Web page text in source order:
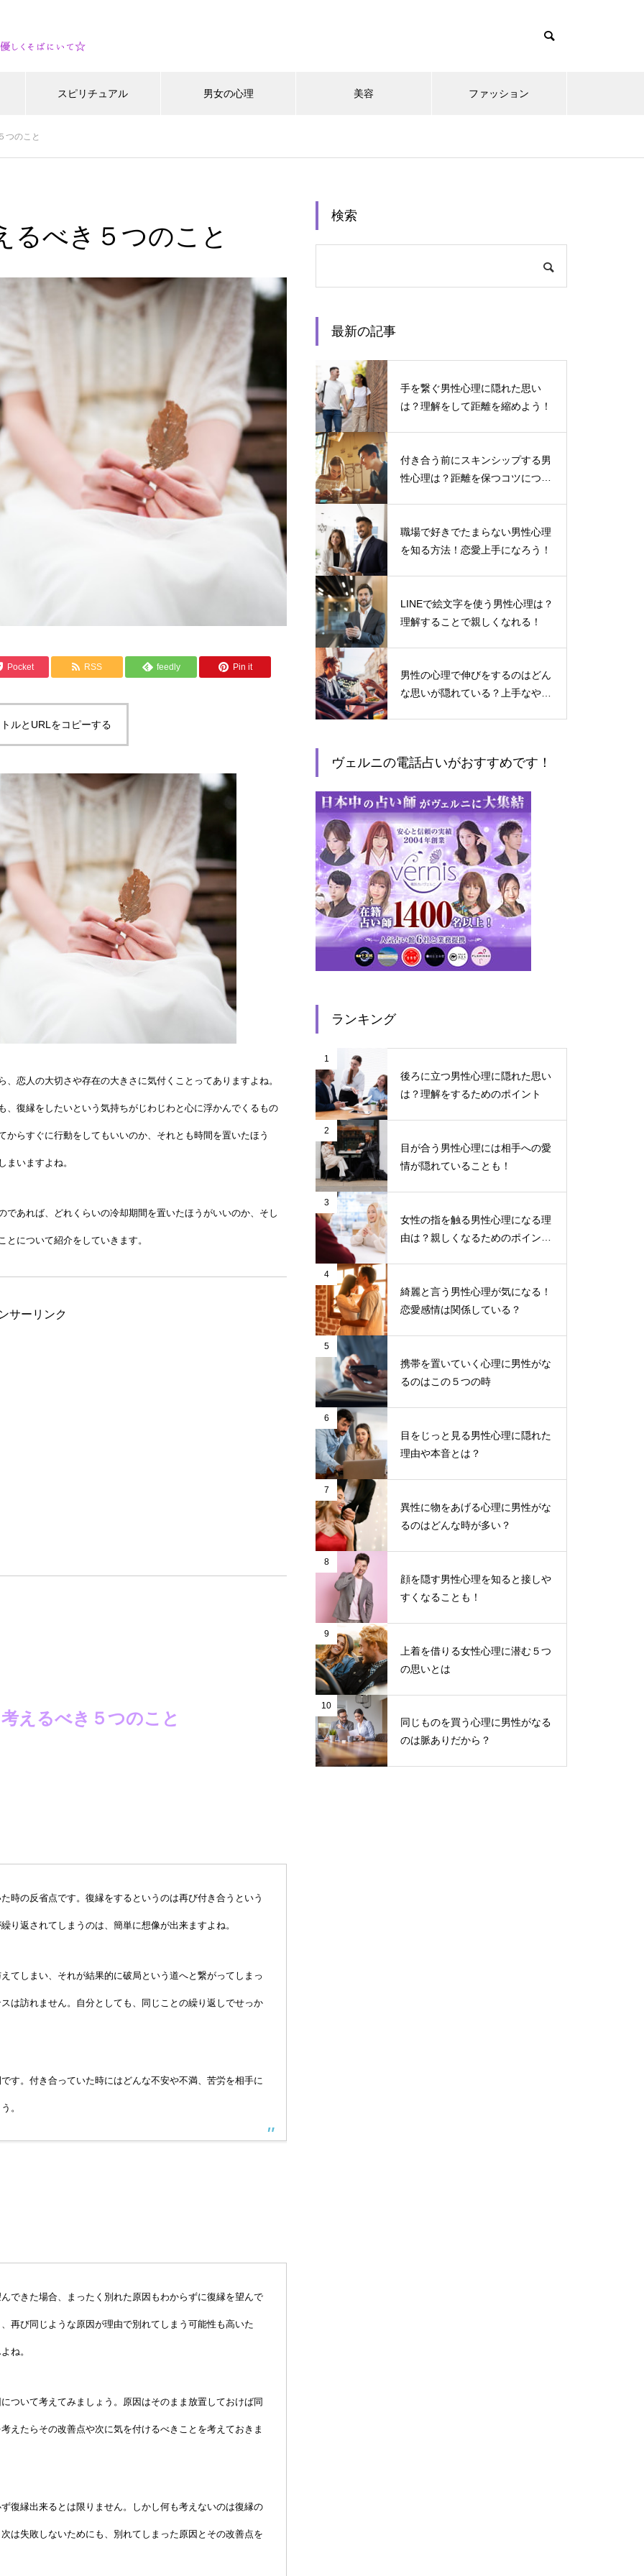
スピリチュアル 男女の心理 美容 ファッション
つのこと
るべき５つのこと
Pocket RSS feedly Pin it
ルとURLをコピーする
恋人の大切さや存在の大きさに気付くことってありますよね。
復縁をしたいという気持ちがじわじわと心に浮かんでくるもの
らすぐに行動をしてもいいのか、それとも時間を置いたほう
いますよね。
あれば、どれくらいの冷却期間を置いたほうがいいのか、そし
について紹介をしていきます。
サーリンク
えるべき５つのこと
時の反省点です。復縁をするというのは再び付き合うという
り返されてしまうのは、簡単に想像が出来ますよね。
てしまい、それが結果的に破局という道へと繋がってしまっ
は訪れません。自分としても、同じことの繰り返しでせっか
す。付き合っていた時にはどんな不安や不満、苦労を相手に
。
できた場合、まったく別れた原因もわからずに復縁を望んで
再び同じような原因が理由で別れてしまう可能性も高いた
ね。
ついて考えてみましょう。原因はそのまま放置しておけば同
えたらその改善点や次に気を付けるべきことを考えておきま
復縁出来るとは限りません。しかし何も考えないのは復縁の
は失敗しないためにも、別れてしまった原因とその改善点を
検索
最新の記事
手を繋ぐ男性心理に隠れた思い
は？理解をして距離を縮めよう！
付き合う前にスキンシップする男
性心理は？距離を保つコツについ
職場で好きでたまらない男性心理
を知る方法！恋愛上手になろう！
LINEで絵文字を使う男性心理は？
理解することで親しくなれる！
男性の心理で伸びをするのはどん
な思いが隠れている？上手なやり
ヴェルニの電話占いがおすすめです！
ランキング
1
後ろに立つ男性心理に隠れた思い
は？理解をするためのポイント
2
目が合う男性心理には相手への愛
情が隠れていることも！
3
女性の指を触る男性心理になる理
由は？親しくなるためのポイント
4
綺麗と言う男性心理が気になる！
恋愛感情は関係している？
5
携帯を置いていく心理に男性がな
るのはこの５つの時
6
目をじっと見る男性心理に隠れた
理由や本音とは？
7
異性に物をあげる心理に男性がな
るのはどんな時が多い？
8
顔を隠す男性心理を知ると接しや
すくなることも！
9
上着を借りる女性心理に潜む５つ
の思いとは
10
同じものを買う心理に男性がなる
のは脈ありだから？